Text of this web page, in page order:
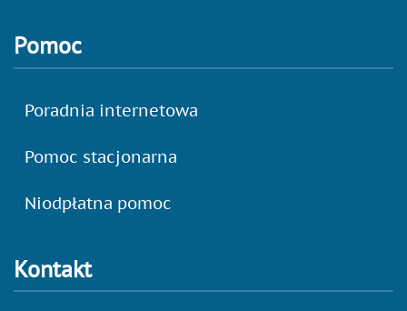
Pomoc
Poradnia internetowa
Pomoc stacjonarna
Niodpłatna pomoc
Kontakt